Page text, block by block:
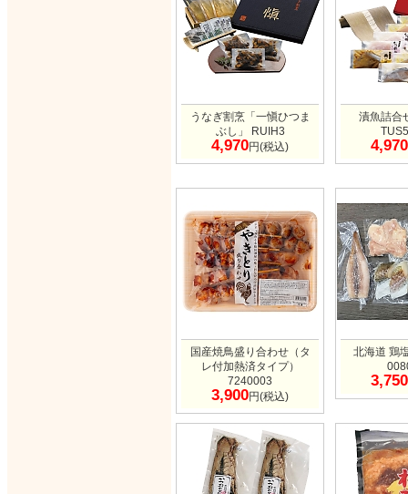
うなぎ割烹「一愼ひつま
ぶし」 RUIH3
4,970円(税込)
漬魚詰合
4,970
国産焼鳥盛り合わせ（タ
レ付加熱済タイプ）
7240003
3,900円(税込)
北海道 鶏
3,750